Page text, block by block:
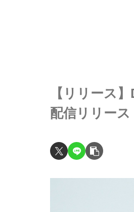
【リリース
配信リリース